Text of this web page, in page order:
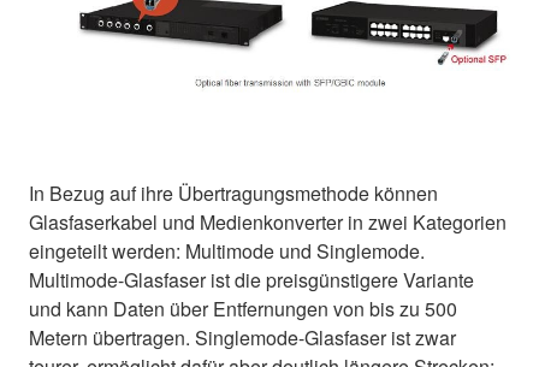
In Bezug auf ihre Übertragungsmethode können
Glasfaserkabel und Medienkonverter in zwei Kategorien
eingeteilt werden: Multimode und Singlemode.
Multimode-Glasfaser ist die preisgünstigere Variante
und kann Daten über Entfernungen von bis zu 500
Metern übertragen. Singlemode-Glasfaser ist zwar